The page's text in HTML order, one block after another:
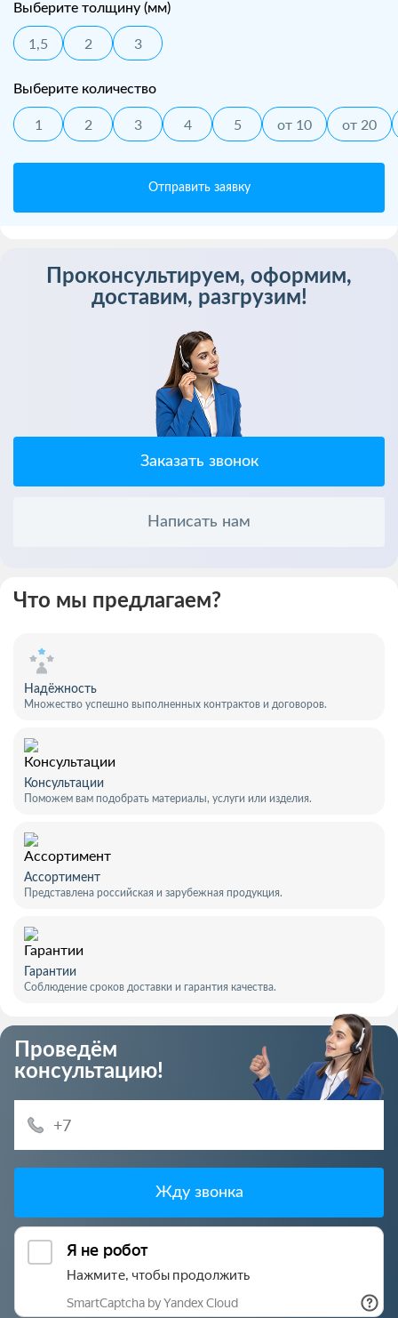
Выберите толщину (мм)
1,5 2 3
Выберите количество
1 2 3 4 5 от 10 от 20
Отправить заявку
Проконсультируем, оформим,
доставим, разгрузим!
Заказать звонок
Написать нам
Что мы предлагаем?
Надёжность
Множество успешно выполненных контрактов и договоров.
Консультации
Поможем вам подобрать материалы, услуги или изделия.
Ассортимент
Представлена российская и зарубежная продукция.
Гарантии
Соблюдение сроков доставки и гарантия качества.
Проведём
консультацию!
Жду звонка